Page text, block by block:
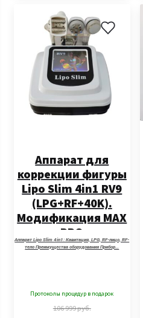
Аппарат для
коррекции фигуры
Lipo Slim 4in1 RV9
(LPG+RF+40K).
Модификация MAX
PRO
Аппарат Lipo Slim 4in1: Кавитация, LPG, RF-лицо, RF-
тело Преимущества оборудования Прибор…
Протоколы процедур в подарок
106 999руб.